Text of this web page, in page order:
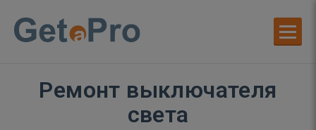
Ремонт выключателя
света